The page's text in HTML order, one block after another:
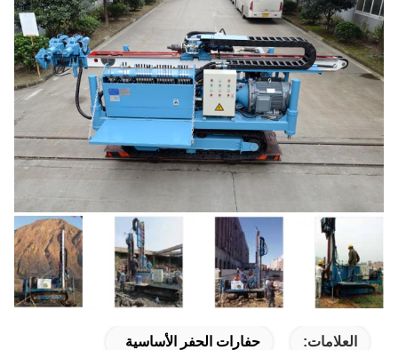
العلامات: حفارات الحفر الأساسية